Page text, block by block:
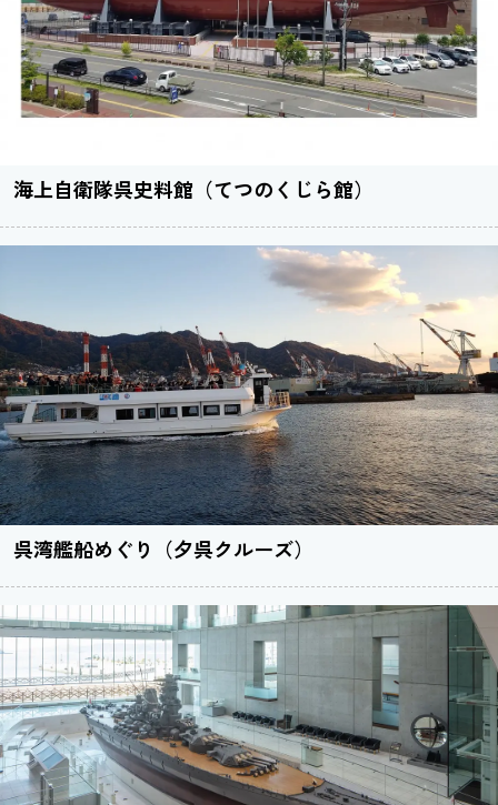
海上自衛隊呉史料館（てつのくじら館）
呉湾艦船めぐり（夕呉クルーズ）